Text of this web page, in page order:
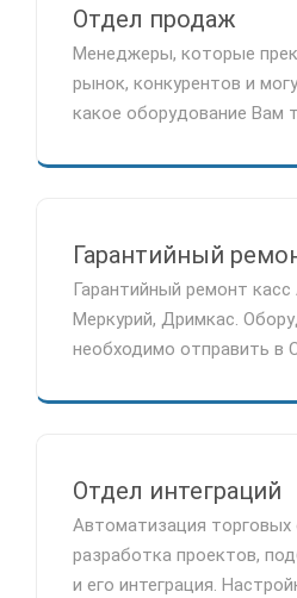
Отдел продаж
Менеджеры, которые
рынок, конкурентов и
какое оборудование Вам
Гарантийный
Гарантийный ремонт
Меркурий, Дримкас.
необходимо отправить в
Отдел интеграций
Автоматизация торговых
разработка проектов,
и его интеграция.